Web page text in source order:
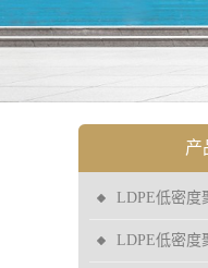
产
LDPE低密度
LDPE低密度